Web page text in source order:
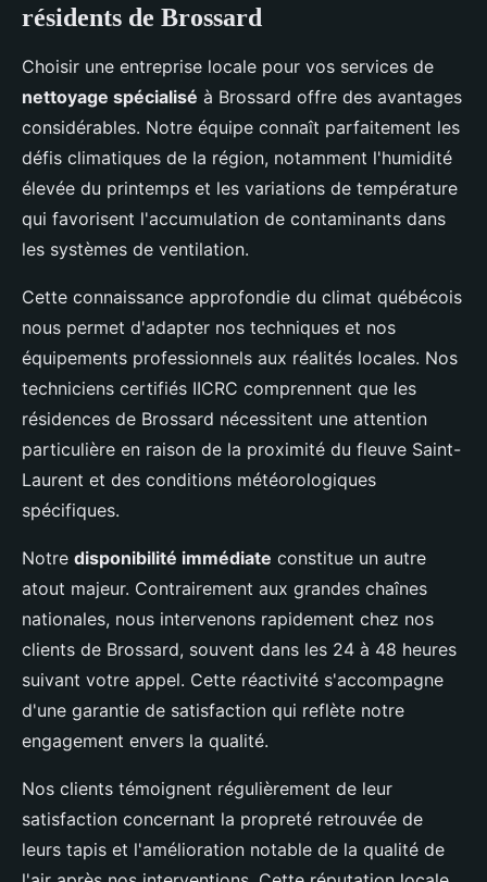
résidents de Brossard
Choisir une entreprise locale pour vos services de
nettoyage spécialisé à Brossard offre des avantages
considérables. Notre équipe connaît parfaitement les
défis climatiques de la région, notamment l'humidité
élevée du printemps et les variations de température
qui favorisent l'accumulation de contaminants dans
les systèmes de ventilation.
Cette connaissance approfondie du climat québécois
nous permet d'adapter nos techniques et nos
équipements professionnels aux réalités locales. Nos
techniciens certifiés IICRC comprennent que les
résidences de Brossard nécessitent une attention
particulière en raison de la proximité du fleuve Saint-
Laurent et des conditions météorologiques
spécifiques.
Notre disponibilité immédiate constitue un autre
atout majeur. Contrairement aux grandes chaînes
nationales, nous intervenons rapidement chez nos
clients de Brossard, souvent dans les 24 à 48 heures
suivant votre appel. Cette réactivité s'accompagne
d'une garantie de satisfaction qui reflète notre
engagement envers la qualité.
Nos clients témoignent régulièrement de leur
satisfaction concernant la propreté retrouvée de
leurs tapis et l'amélioration notable de la qualité de